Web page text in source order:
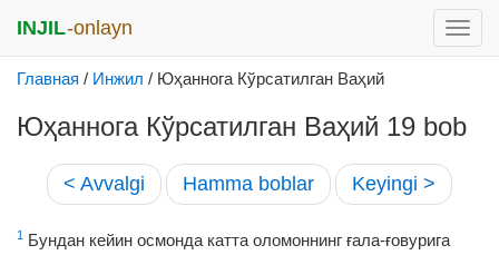
меню
INJIL-onlayn
Главная / Инжил / Юҳаннога Кўрсатилган Ваҳий
Юҳаннога Кўрсатилган Ваҳий 19 bob
< Avvalgi Hamma boblar Keyingi >
1
Бундан кейин осмонда катта оломоннинг ғала-ғовурига